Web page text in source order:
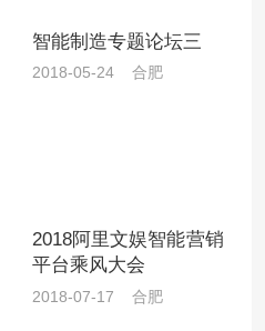
智能制造专题论坛三
2018-05-24 合肥
2018阿里文娱智能营销
平台乘风大会
2018-07-17 合肥